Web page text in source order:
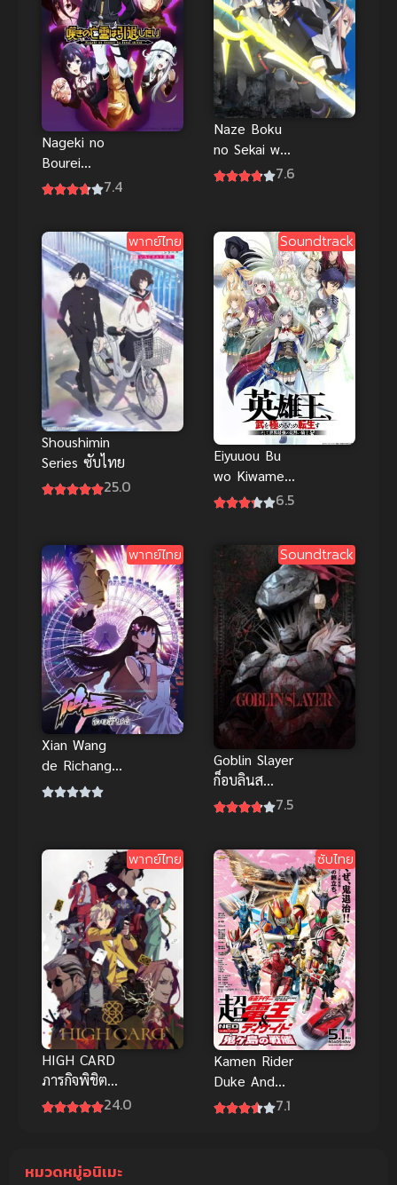
Nageki no
Bourei
Season 2
อยากวางมือ
แล้ว
7.4
Naze Boku
no Sekai wo
Daremo
ขนานกับ
ตำนานวีรบุรุษ
ที่ถูกลืม
7.6
พากย์ไทย
Shoushimin
Series ซับไทย
25.0
Soundtrack
Eiyuuou Bu
wo Kiwameru
Tame
เกิดใหม่เพื่อ
ขัดเกลาวิถีต่อสู้
6.5
พากย์ไทย
Xian Wang
de Richang
Shenghuo
เซียน ภาค 1
Xian Wang
de Richang
Shenghuo
ชีวิตประจำวัน
ของราชาแห่ง
เซียน ภาค 1
Soundtrack
Goblin Slayer
ก็อบลินส
เลเยอร์
7.5
พากย์ไทย
HIGH CARD
ภารกิจพิชิต
การ์ด ซับไทย24.0
ซับไทย
Kamen Rider
Duke And
Knuckle ภาค
7.1
หมวดหมู่อนิเมะ